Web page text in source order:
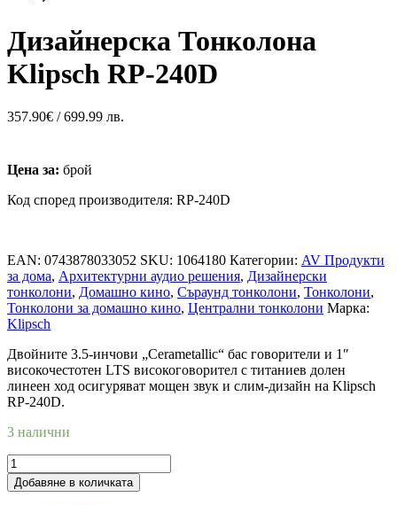
Дизайнерска Тонколона
Klipsch RP-240D
357.90€ / 699.99 лв.
Цена за: брой
Код според производителя: RP-240D
EAN: 0743878033052 SKU: 1064180 Категории: AV Продукти
за дома, Архитектурни аудио решения, Дизайнерски
тонколони, Домашно кино, Съраунд тонколони, Тонколони,
Тонколони за домашно кино, Централни тонколони Марка:
Klipsch
Двойните 3.5-инчови „Cerametallic“ бас говорители и 1″
високочестотен LTS високоговорител с титаниев долен
линеен ход осигуряват мощен звук и слим-дизайн на Klipsch
RP-240D.
3 налични
Добавяне в количката